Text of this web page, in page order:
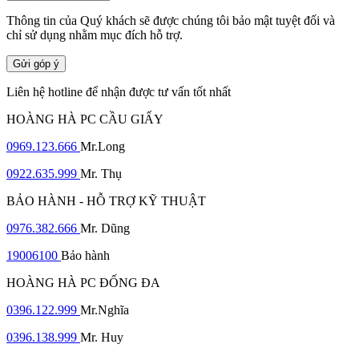
Thông tin của Quý khách sẽ được chúng tôi bảo mật tuyệt đối và
chỉ sử dụng nhằm mục đích hỗ trợ.
Gửi góp ý
Liên hệ hotline để nhận được tư vấn tốt nhất
HOÀNG HÀ PC CẦU GIẤY
0969.123.666 Mr.Long
0922.635.999 Mr. Thụ
BẢO HÀNH - HỖ TRỢ KỸ THUẬT
0976.382.666 Mr. Dũng
19006100 Bảo hành
HOÀNG HÀ PC ĐỐNG ĐA
0396.122.999 Mr.Nghĩa
0396.138.999 Mr. Huy